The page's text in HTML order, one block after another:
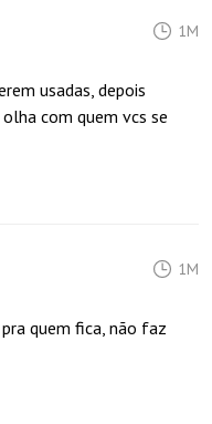
1M
usadas, depois
com quem vcs se
1M
quem fica, não faz